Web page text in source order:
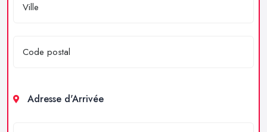
Adresse d'Arrivée